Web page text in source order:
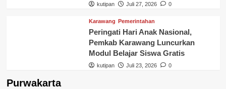
kutipan Juli 27, 2026 0
Karawang Pemerintahan
Peringati Hari Anak Nasional,
Pemkab Karawang Luncurkan
Modul Belajar Siswa Gratis
kutipan Juli 23, 2026 0
Purwakarta